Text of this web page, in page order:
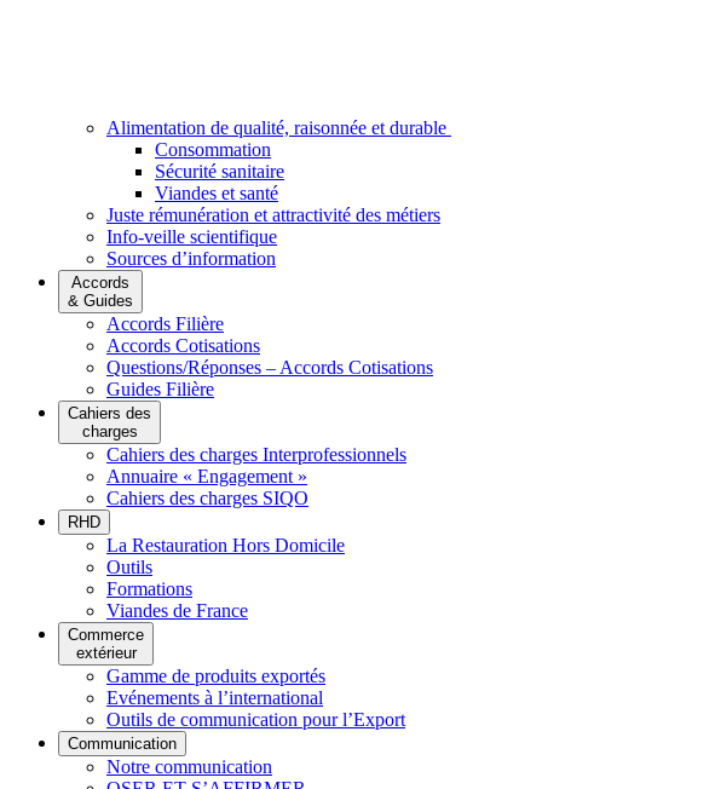
Alimentation de qualité, raisonnée et durable
Consommation
Sécurité sanitaire
Viandes et santé
Juste rémunération et attractivité des métiers
Info-veille scientifique
Sources d’information
Accords
& Guides
Accords Filière
Accords Cotisations
Questions/Réponses – Accords Cotisations
Guides Filière
Cahiers des
charges
Cahiers des charges Interprofessionnels
Annuaire « Engagement »
Cahiers des charges SIQO
RHD
La Restauration Hors Domicile
Outils
Formations
Viandes de France
Commerce
extérieur
Gamme de produits exportés
Evénements à l’international
Outils de communication pour l’Export
Communication
Notre communication